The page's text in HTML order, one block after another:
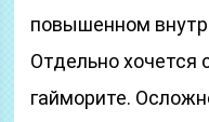
повышенном
Отдельно хочется
гайморите.